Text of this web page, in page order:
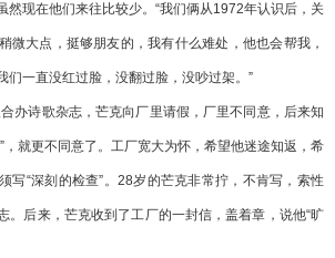
现在他们来往比较少。“我们俩从1972年认识后，关
微大点，挺够朋友的，我有什么难处，他也会帮我，
们一直没红过脸，没翻过脸，没吵过架。”
诗歌杂志，芒克向厂里请假，厂里不同意，后来知
，就更不同意了。工厂宽大为怀，希望他迷途知返，希
写“深刻的检查”。28岁的芒克非常拧，不肯写，索性
。后来，芒克收到了工厂的一封信，盖着章，说他“旷